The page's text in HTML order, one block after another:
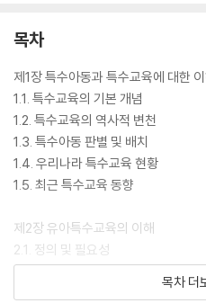
정리하기로 구성하였다.
교재 구성의 개요를 살펴보면 제1장
천을 알아보고, 특수아동의 판별방법
의 특수교육 동향을 제시하였다. 제2
요성과 역사적인 배경을 제시하였으
제를 파악할 수 있도록 하였다. 제3장
배경을 소개하고 통합교육을 해야 하
자폐성 장애, 시각장애와 청각장애,
장애, 지체 및 건강장애, 우수아와 재
있도록 하였다. 각 장을 통하여 특수
수 있기를 바란다. 제14장에서는 특
목차
제1장 특수아동과 특수교육에 대한
1.1. 특수교육의 기본 개념
1.2. 특수교육의 역사적 변천
1.3. 특수아동 판별 및 배치
1.4. 우리나라 특수교육 현황
1.5. 최근 특수교육 동향
제2장 유아특수교육의 이해
2.1. 정의 및 필요성
2.2. 유아특수교육의 역사적 배경
2.3. 유아특수교육의 대상과 판별
목차 더